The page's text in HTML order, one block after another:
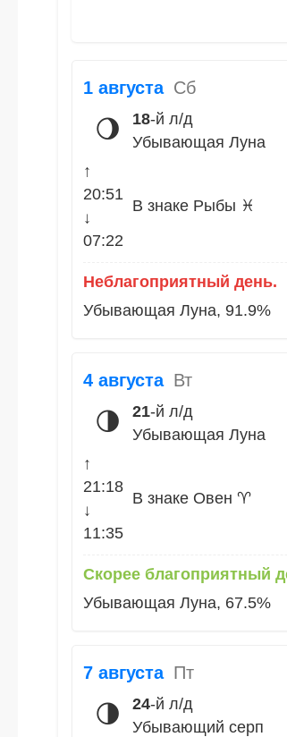
1 августа Сб
🌖 18-й л/д
Убывающая Луна
↑
20:51
↓
07:22
В знаке Рыбы ♓
Неблагоприятный день.
Убывающая Луна, 91.9%
4 августа Вт
🌗 21-й л/д
Убывающая Луна
↑
21:18
↓
11:35
В знаке Овен ♈
Скорее благоприятный
Убывающая Луна, 67.5%
7 августа Пт
🌗 24-й л/д
Убывающий серп